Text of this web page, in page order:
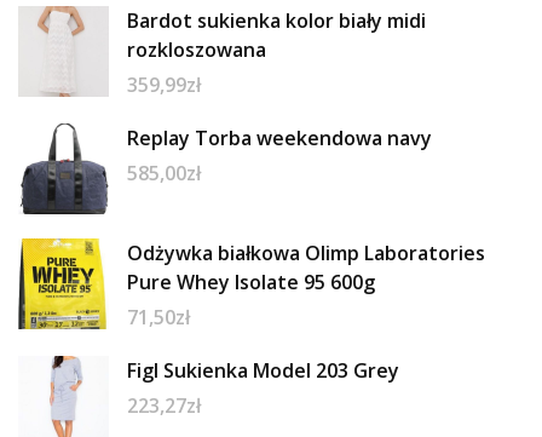
Bardot sukienka kolor biały midi
rozkloszowana
359,99zł
Replay Torba weekendowa navy
585,00zł
Odżywka białkowa Olimp Laboratories
Pure Whey Isolate 95 600g
71,50zł
Figl Sukienka Model 203 Grey
223,27zł